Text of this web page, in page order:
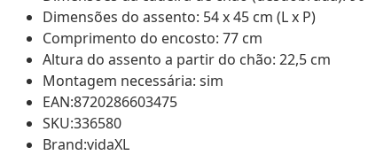
Dimensões do assento: 54 x 45 cm (L x P)
Comprimento do encosto: 77 cm
Altura do assento a partir do chão: 22,5 cm
Montagem necessária: sim
EAN:8720286603475
SKU:336580
Brand:vidaXL